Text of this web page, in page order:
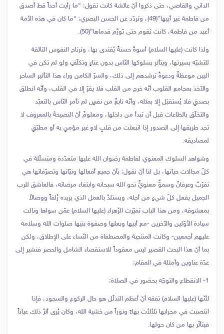
الداني والقاصي، حتى ذكروا أنّ عائشة كانت تقول: “ما رأيت أحداً قط أصدق
من فاطمة غير أبيها”(49)، وتردّد عن الحسن البصري: “ما كان في هذه الأمة
أعبد من فاطمة، كانت تقوم حتى تَورَّم قدماها”(50).
ولذا كانت (عليها السلام) أسوةً حسنةً يُقتدى بها، وترتاح النفوس التائقة
للتشبّه بسيرتها، ويتأثر بسلوكها النّاس بدون عناءٍ وتكلّفٍ ولو لم تكن في
البين موعظةٌ ودعوةٌ ترشدهم إلى ذلك، والسرّ الكامن وراء هذا التأثير الساحر
والآخذ بمجامع القلوب أنّه خرج من القلب فلا يقرّ إلا في القلب، وأنّه انطلق
بصدقٍ فلا يُستقبَل إلا بمثله، وأنّه نابعٌ من نفسٍ لم تأمر النّاس بالتعبّد
والتخلّق بالطاعات قبل أن تبدأ من داخلها، ومعلومٌ أنّ النصيحةَ بالمعروف لا
تجد طريقها إلى الصدور إذا انبعثت من قلبٍ لاهٍ غير مؤمنٍ به أو مطبّقٍ
لمصاديقه.
وشواهد السلوك المعنوي لفاطمة رضوان الله عليها متعدّدة ومتسلّلة في
كلّ مجالات حياتها، بل لنا أنّ نقول: بأنّ جميع أفعالها ونيّاتها وتصرّفاتها هي
تقرّبٌ وعرفانٌ وسموٌّ معنويٌّ نحو الله سبحانه وابتغاء مرضاته، فالعاشق للرب
الجميل يفعل كلّ شيءٍ من أجله، ويستلذّ بالعمل الذي يزيده زُلفاً ووصالاً
بمعشوقه، ومن هذا الباب تميّزت الزّهراء (عليها السلام) عمّن سواها ونالت
سيادة الأوّلين والآخرين -مع أبيها وبعلها وصفوة بنيها صلوات الله وسلامه
عليهم أجمعين- وكانت المنتجبة والمصطفاة من النّساء على الإطلاق، ولكن
بما أنّ هذا البحث القصير ليس معقوداً للاستقصاء الشامل والحصر فنشير إلى
عدّة عناوين وأمثلة في المقام:
1- الانقطاع والتوجّه بحضور في الصلاة:
لأنّها (عليها السلام) تفقه أنّ أعظم التذلّل هو حال الركوع والسجود، فإذا
انتصبت في محرابها تلألأت بهاءً ونوراً من خشية الله، وكان يُرى أثرُ ذلك عياناً
فيتأثّر بها من كان حولها.